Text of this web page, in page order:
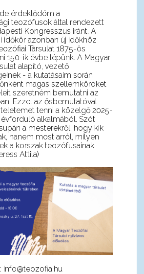
érdeklődöm a
teozófusok által rendezett
Kongresszus iránt. A
időkör azonban új időkhöz
Társulat 1875-ös
150-ik évbe lépünk. A Magyar
alapító, vezető
- a kutatásaim során
magas szellemköröket
szeretném bemutatni az
Ezzel az ősbemutatóval
tenni a közelgő 2025-
alkalmából. Szót
a mesterekről, hogy kik
hanem most arról, milyen
a korszak teozófusainak
Attila)
info@teozofia.hu